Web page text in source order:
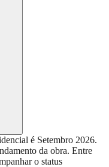
é Setembro 2026.
da obra. Entre
o status